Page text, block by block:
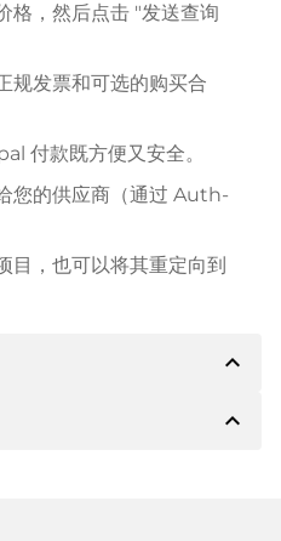
格，然后点击 "发送查询
规发票和可选的购买合
付款既方便又安全。
您的供应商（通过 Auth-
目，也可以将其重定向到
expand_less
款细节。房主随后会向您
expand_less